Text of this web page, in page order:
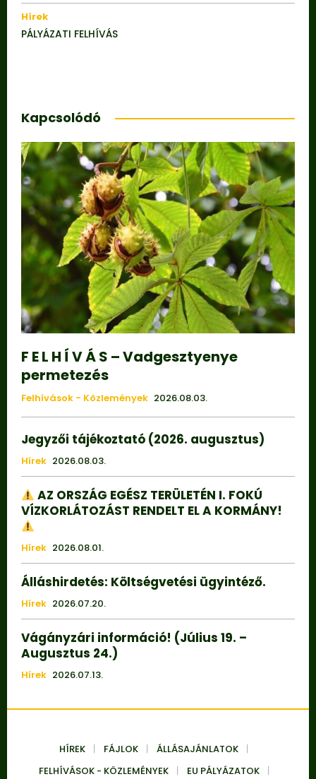
Hírek
PÁLYÁZATI FELHÍVÁS
Kapcsolódó
F E L H Í V Á S – Vadgesztyenye
permetezés
Felhívások - Közlemények 2026.08.03.
Jegyzői tájékoztató (2026. augusztus)
Hírek 2026.08.03.
AZ ORSZÁG EGÉSZ TERÜLETÉN I. FOKÚ
VÍZKORLÁTOZÁST RENDELT EL A KORMÁNY!
Hírek 2026.08.01.
Álláshirdetés: Költségvetési ügyintéző.
Hírek 2026.07.20.
Vágányzári információ! (Július 19. –
Augusztus 24.)
Hírek 2026.07.13.
HÍREK FÁJLOK
ÁLLÁSAJÁNLATOK
FELHÍVÁSOK - KÖZLEMÉNYEK
EU PÁLYÁZATOK